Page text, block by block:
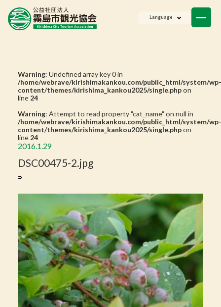
Language
Warning: Undefined array key 0 in
/home/webrave/kirishimakankou.com/public_html/system/wp-
content/themes/kirishima_kankou2025/single.phpon
line 24
Warning: Attempt to read property "cat_name" on null in
/home/webrave/kirishimakankou.com/public_html/system/wp-
content/themes/kirishima_kankou2025/single.phpon
line 24
2016.1.29
DSC00475-2.jpg